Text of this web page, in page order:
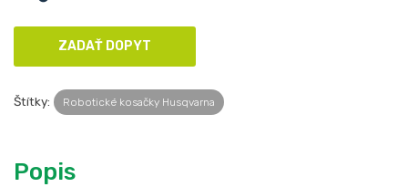
Štítky: Robotické kosačky Husqvarna
Popis